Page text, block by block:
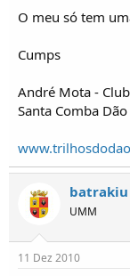
O meu só tem
Cumps
André Mota -
Santa Comba Dão
batrakiu
UMM
11 Dez 2010